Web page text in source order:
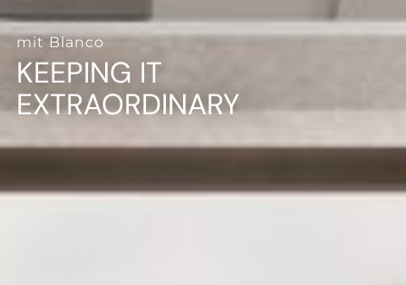
mit Blanco
KEEPING IT
EXTRAORDINARY